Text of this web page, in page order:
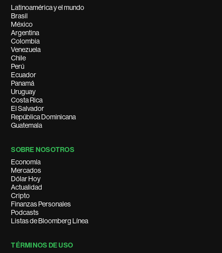
Latinoamérica y el mundo
Brasil
México
Argentina
Colombia
Venezuela
Chile
Perú
Ecuador
Panamá
Uruguay
Costa Rica
El Salvador
República Dominicana
Guatemala
SOBRE NOSOTROS
Economía
Mercados
Dólar Hoy
Actualidad
Cripto
Finanzas Personales
Podcasts
Listas de Bloomberg Línea
TÉRMINOS DE USO